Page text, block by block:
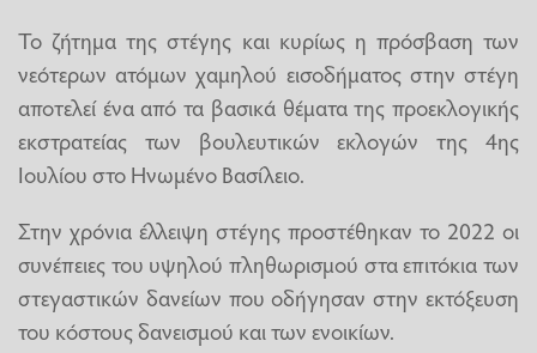
Το ζήτημα της στέγης και κυρίως η πρόσβαση των
νεότερων ατόμων χαμηλού εισοδήματος στην στέγη
αποτελεί ένα από τα βασικά θέματα της προεκλογικής
εκστρατείας των βουλευτικών εκλογών της 4ης
Ιουλίου στο Ηνωμένο Βασίλειο.
Στην χρόνια έλλειψη στέγης προστέθηκαν το 2022 οι
συνέπειες του υψηλού πληθωρισμού στα επιτόκια των
στεγαστικών δανείων που οδήγησαν στην εκτόξευση
του κόστους δανεισμού και των ενοικίων.